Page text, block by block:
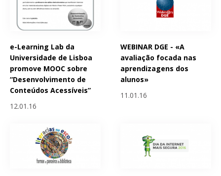
e-Learning Lab da
Universidade de Lisboa
promove MOOC sobre
“Desenvolvimento de
Conteúdos Acessíveis”
12.01.16
WEBINAR DGE - «A
avaliação focada nas
aprendizagens dos
alunos»
11.01.16